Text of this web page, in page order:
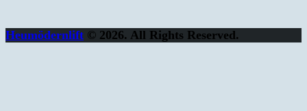
Heumödernlift © 2026. All Rights Reserved.